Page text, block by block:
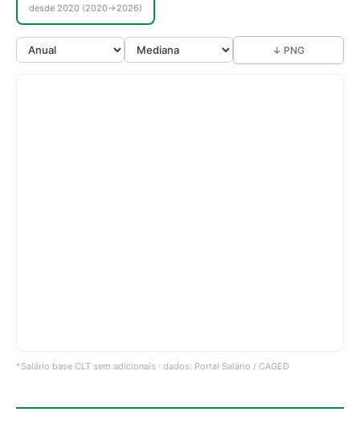
desde 2020 (2020→2026)
↓ PNG
*Salário base CLT sem adicionais · dados: Portal Salário / CAGED